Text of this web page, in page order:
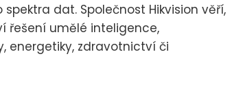
dat. Společnost Hikvision věří,
řešení umělé inteligence,
energetiky, zdravotnictví či